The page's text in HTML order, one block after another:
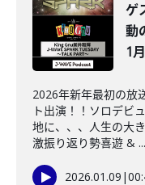
ゲ
動
1
2026年新年最初の放
ト出演！！ソロデビ
地に、、、人生の大
激振り返り勢喜遊 & ...
2026.01.09 |